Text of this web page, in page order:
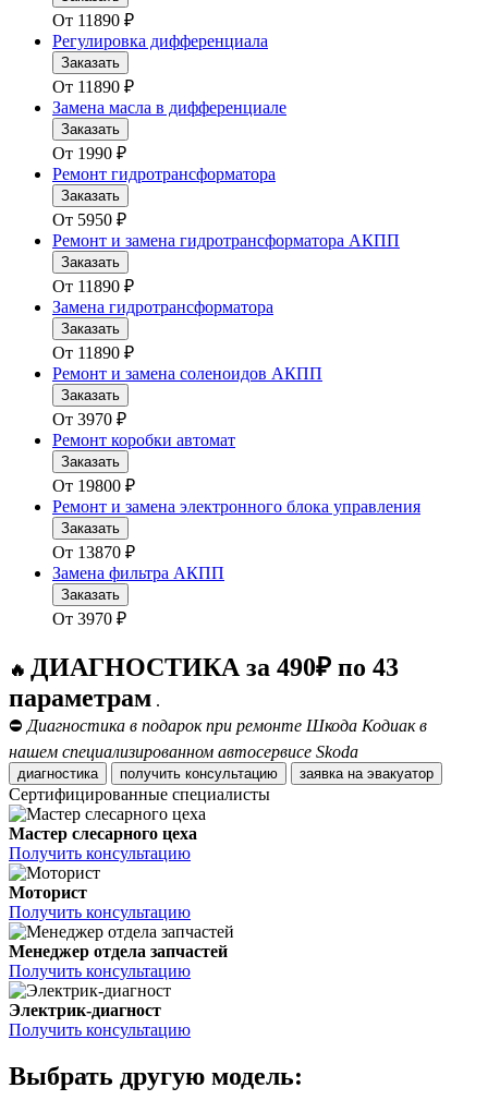
От 11890 ₽
Регулировка дифференциала
Заказать
От 11890 ₽
Замена масла в дифференциале
Заказать
От 1990 ₽
Ремонт гидротрансформатора
Заказать
От 5950 ₽
Ремонт и замена гидротрансформатора АКПП
Заказать
От 11890 ₽
Замена гидротрансформатора
Заказать
От 11890 ₽
Ремонт и замена соленоидов АКПП
Заказать
От 3970 ₽
Ремонт коробки автомат
Заказать
От 19800 ₽
Ремонт и замена электронного блока управления
Заказать
От 13870 ₽
Замена фильтра АКПП
Заказать
От 3970 ₽
🔥 ДИАГНОСТИКА за 490₽ по 43
параметрам .
⛔ Диагностика в подарок при ремонте Шкода Кодиак в
нашем специализированном автосервисе Skoda
диагностика получить консультацию заявка на эвакуатор
Сертифицированные специалисты
Мастер слесарного цеха
Получить консультацию
Моторист
Получить консультацию
Менеджер отдела запчастей
Получить консультацию
Электрик-диагност
Получить консультацию
Выбрать другую модель: